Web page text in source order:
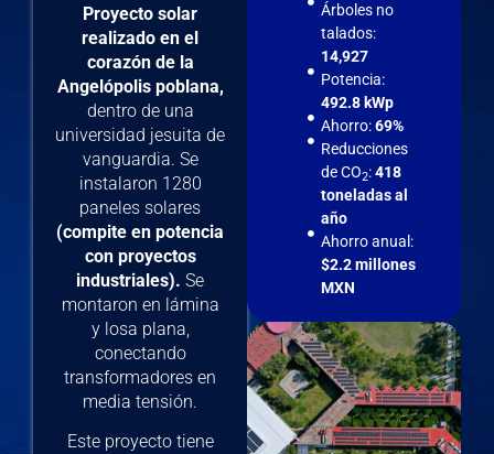
Proyecto solar
realizado en el
corazón de la
Angelópolis poblana,
dentro de una
universidad jesuita de
vanguardia. Se
instalaron 1280
paneles solares
(compite en potencia
con proyectos
industriales). Se
montaron en lámina
y losa plana,
conectando
transformadores en
media tensión.
Este proyecto tiene
Árboles no
talados:
14,927
Potencia:
492.8 kWp
Ahorro:69%
Reducciones
de CO2:418
toneladas al
año
Ahorro anual:
$2.2 millones
MXN